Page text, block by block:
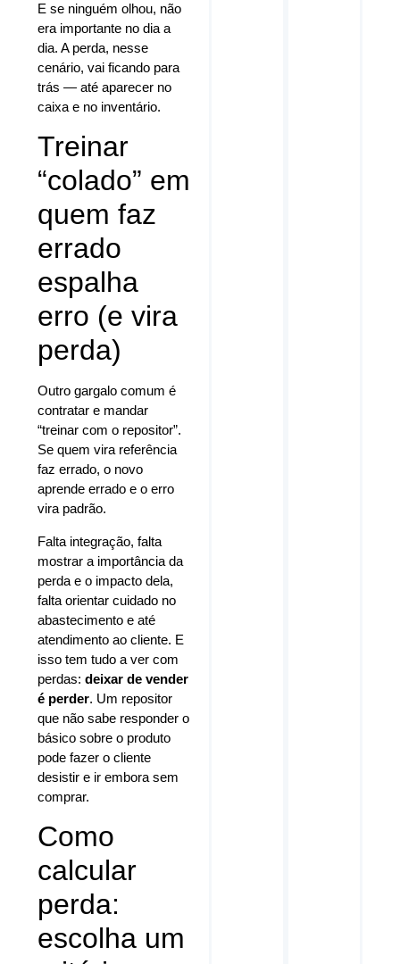
E se ninguém olhou, não
era importante no dia a
dia. A perda, nesse
cenário, vai ficando para
trás — até aparecer no
caixa e no inventário.
Treinar
“colado” em
quem faz
errado
espalha
erro (e vira
perda)
Outro gargalo comum é
contratar e mandar
“treinar com o repositor”.
Se quem vira referência
faz errado, o novo
aprende errado e o erro
vira padrão.
Falta integração, falta
mostrar a importância da
perda e o impacto dela,
falta orientar cuidado no
abastecimento e até
atendimento ao cliente. E
isso tem tudo a ver com
perdas:deixar de vender
é perder. Um repositor
que não sabe responder o
básico sobre o produto
pode fazer o cliente
desistir e ir embora sem
comprar.
Como
calcular
perda:
escolha um